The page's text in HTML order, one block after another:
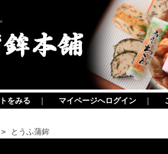
をみる ｜ マイページへログイン ｜
> とうふ蒲鉾